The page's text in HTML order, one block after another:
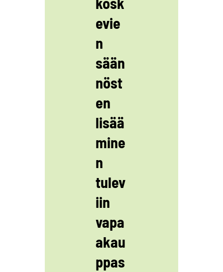
evie
n
sään
nöst
en
lisää
mine
n
tulev
iin
vapa
akau
ppas